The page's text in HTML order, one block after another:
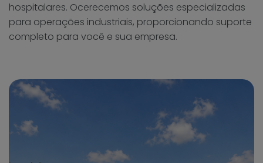
hospitalares. Ocerecemos soluções especializadas
para operações industriais, proporcionando suporte
completo para você e sua empresa.